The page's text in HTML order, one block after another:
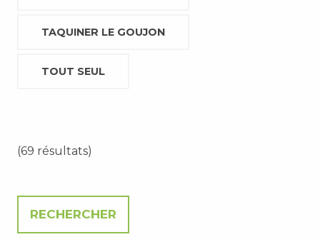
TAQUINER LE GOUJON
TOUT SEUL
(69 résultats)